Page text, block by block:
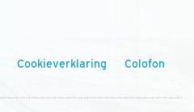
Cookieverklaring Colofon